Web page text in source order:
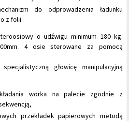
do odprowadzenia ładunku
z folii
o udźwigu minimum 180 kg.
4 osie sterowane za pomocą
głowicę manipulacyjną
worka na palecie zgodnie z
przekładek papierowych metodą